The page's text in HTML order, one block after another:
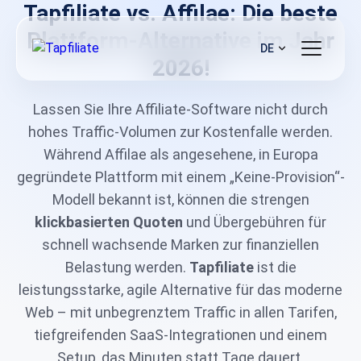
DE
Tapfiliate vs. Affilae: Die beste
Plattform-Alternative im Jahr
2026!
Lassen Sie Ihre Affiliate-Software nicht durch
hohes Traffic-Volumen zur Kostenfalle werden.
Während Affilae als angesehene, in Europa
gegründete Plattform mit einem „Keine-Provision“-
Modell bekannt ist, können die strengen
klickbasierten Quoten und Übergebühren für
schnell wachsende Marken zur finanziellen
Belastung werden. Tapfiliateist die
leistungsstarke, agile Alternative für das moderne
Web – mit unbegrenztem Traffic in allen Tarifen,
tiefgreifenden SaaS-Integrationen und einem
Setup, das Minuten statt Tage dauert.